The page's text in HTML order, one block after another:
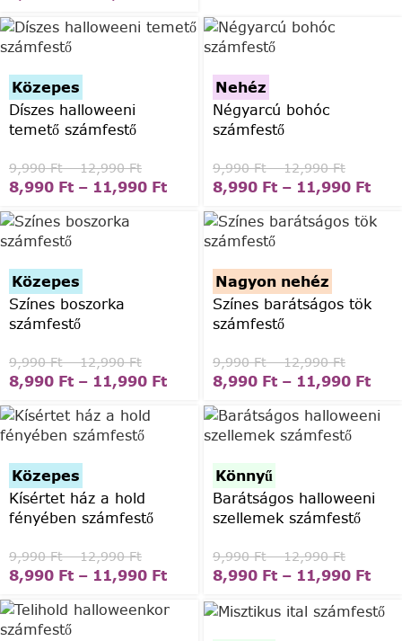
Közepes
Díszes halloweeni
temető számfestő
9,990Ft – 12,990Ft
8,990 Ft – 11,990 Ft
Nehéz
Négyarcú bohóc
számfestő
9,990Ft – 12,990Ft
8,990 Ft – 11,990 Ft
Közepes
Színes boszorka
számfestő
9,990Ft – 12,990Ft
8,990 Ft – 11,990 Ft
Nagyon nehéz
Színes barátságos tök
számfestő
9,990Ft – 12,990Ft
8,990 Ft – 11,990 Ft
Közepes
Kísértet ház a hold
fényében számfestő
9,990Ft – 12,990Ft
8,990 Ft – 11,990 Ft
Könnyű
Barátságos halloweeni
szellemek számfestő
9,990Ft – 12,990Ft
8,990 Ft – 11,990 Ft